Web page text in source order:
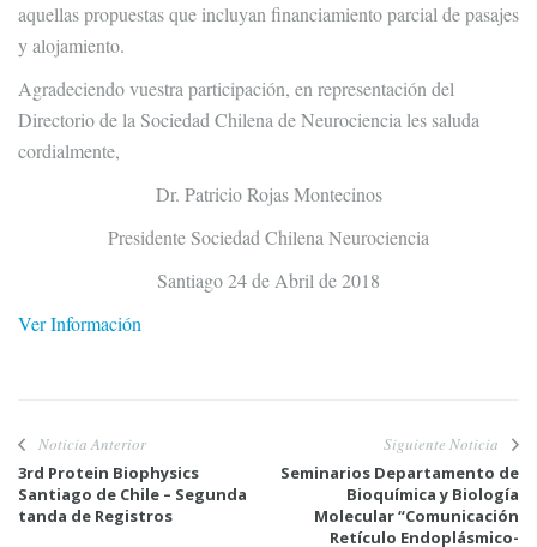
aquellas propuestas que incluyan financiamiento parcial de pasajes
y alojamiento.
Agradeciendo vuestra participación, en representación del
Directorio de la Sociedad Chilena de Neurociencia les saluda
cordialmente,
Dr. Patricio Rojas Montecinos
Presidente Sociedad Chilena Neurociencia
Santiago 24 de Abril de 2018
Ver Información
Noticia Anterior
3rd Protein Biophysics
Santiago de Chile – Segunda
tanda de Registros
Siguiente Noticia
Seminarios Departamento de
Bioquímica y Biología
Molecular “Comunicación
Retículo Endoplásmico-